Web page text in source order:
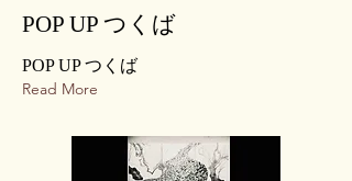
POP UP つくば
POP UP つくば
Read More